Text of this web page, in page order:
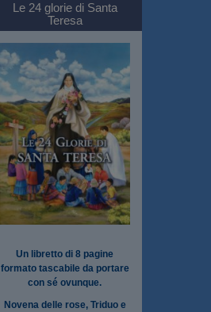
Le 24 glorie di Santa
Teresa
Un libretto di 8 pagine
formato tascabile da portare
con sé ovunque.
Novena delle rose, Triduo e